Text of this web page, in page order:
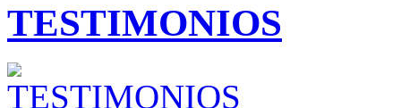
TESTIMONIOS